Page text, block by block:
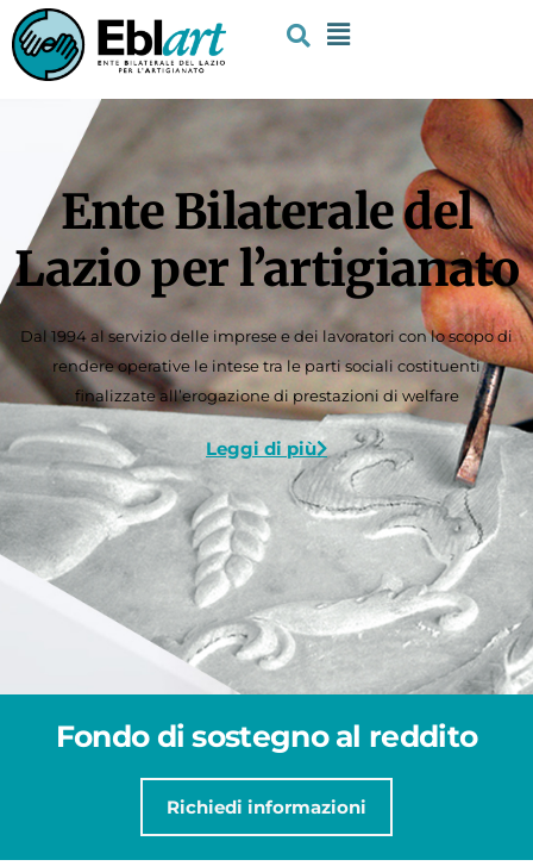
Ente Bilaterale del
Lazio per l’artigianato
Dal 1994 al servizio delle imprese e dei lavoratori con lo scopo di
rendere operative le intese tra le parti sociali costituenti
finalizzate all’erogazione di prestazioni di welfare
Leggi di più
Fondo di sostegno al reddito
Richiedi informazioni